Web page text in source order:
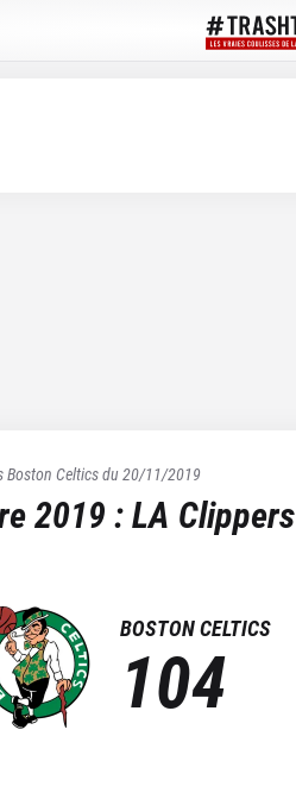
Boston Celticsdu20/11/2019
2019 :LA Clippers
BOSTON CELTICS
104